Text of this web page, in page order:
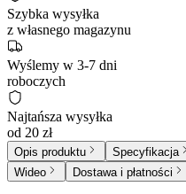
Szybka wysyłka
z własnego magazynu
Wyślemy w 3-7 dni
roboczych
Najtańsza wysyłka
od 20 zł
Opis produktu Specyfikacja
Wideo
Dostawa i płatności